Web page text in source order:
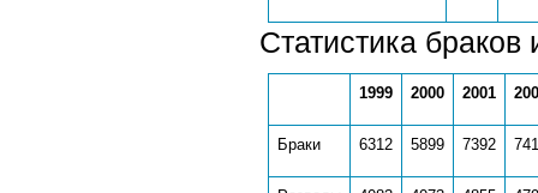
Статистика браков
1999 2000 2001
Браки 6312 5899 7392